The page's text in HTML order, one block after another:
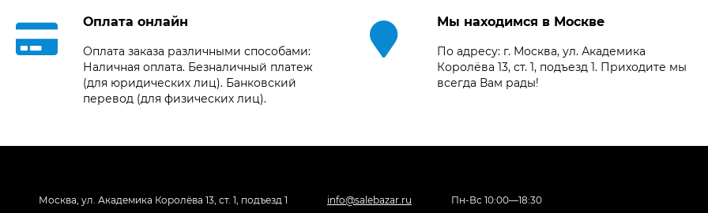
Оплата онлайн
Оплата заказа различными способами:
Наличная оплата. Безналичный платеж
(для юридических лиц). Банковский
перевод (для физических лиц).
Мы находимся в Москве
По адресу: г. Москва, ул. Академика
Королёва 13, ст. 1, подъезд 1. Приходите мы
всегда Вам рады!
Москва, ул. Академика Королёва 13, ст. 1, подъезд 1 info@salebazar.ru Пн-Вс 10:00—18:30